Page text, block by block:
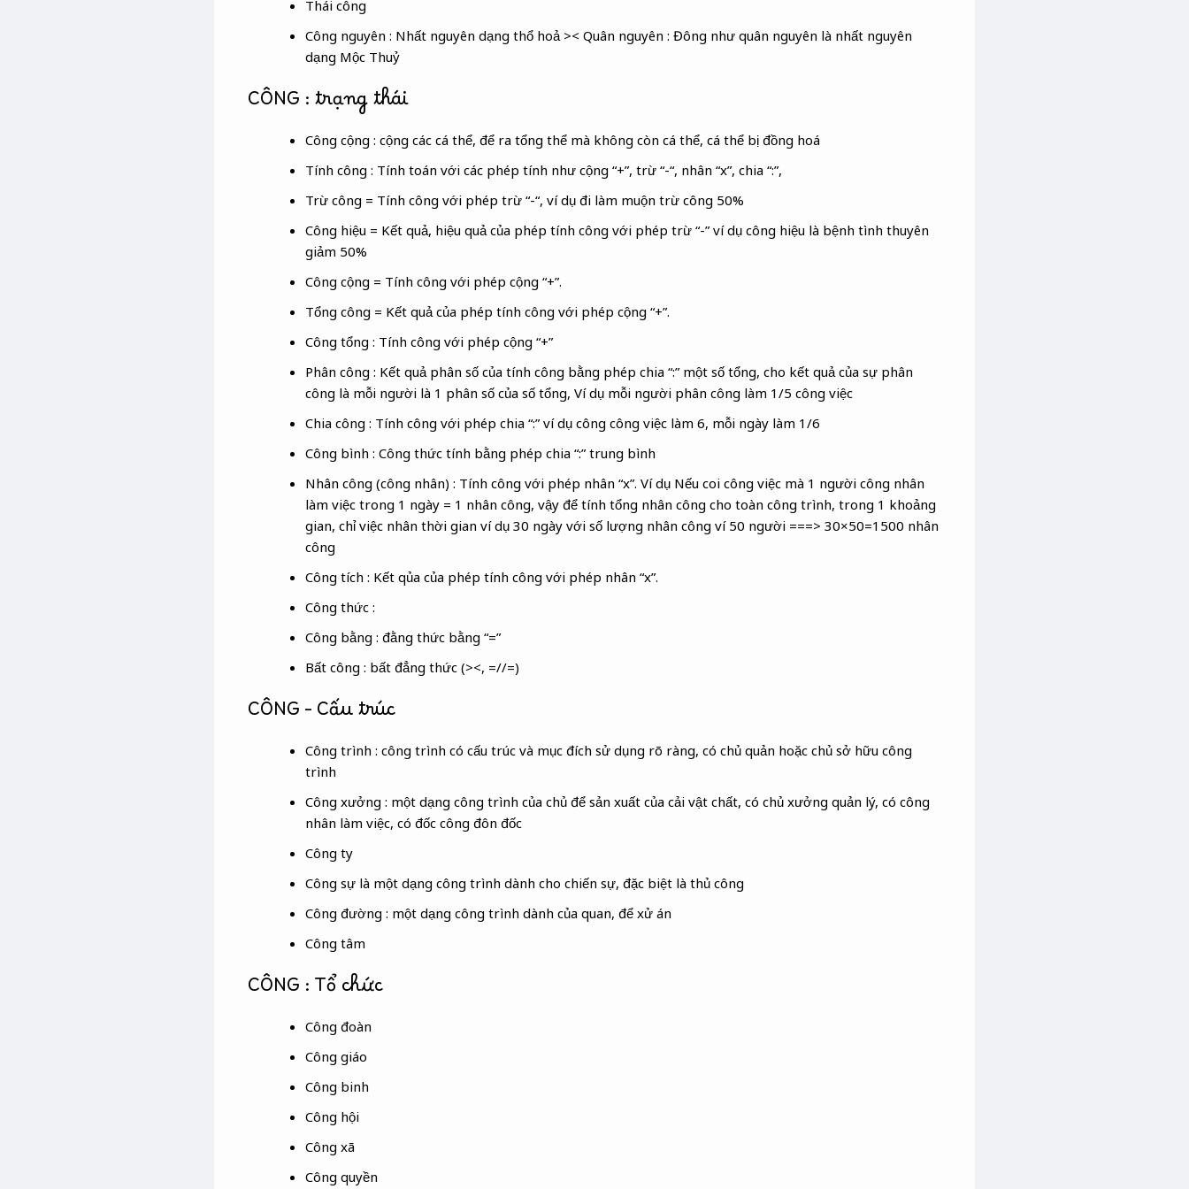
Thái công
Công nguyên : Nhất nguyên dạng thổ hoả >< Quân nguyên : Đông như quân nguyên là nhất nguyên
dạng Mộc Thuỷ
CÔNG : trạng thái
Công cộng : cộng các cá thể, để ra tổng thể mà không còn cá thể, cá thể bị đồng hoá
Tính công : Tính toán với các phép tính như cộng “+”, trừ “-“, nhân “x”, chia “:”,
Trừ công = Tính công với phép trừ “-“, ví dụ đi làm muộn trừ công 50%
Công hiệu = Kết quả, hiệu quả của phép tính công với phép trừ “-” ví dụ công hiệu là bệnh tình thuyên
giảm 50%
Công cộng = Tính công với phép cộng “+”.
Tổng công = Kết quả của phép tính công với phép cộng “+”.
Công tổng : Tính công với phép cộng “+”
Phân công : Kết quả phân số của tính công bằng phép chia “:” một số tổng, cho kết quả của sự phân
công là mỗi người là 1 phân số của số tổng, Ví dụ mỗi người phân công làm 1/5 công việc
Chia công : Tính công với phép chia “:” ví dụ công công việc làm 6, mỗi ngày làm 1/6
Công bình : Công thức tính bằng phép chia “:” trung bình
Nhân công (công nhân) : Tính công với phép nhân “x”. Ví dụ Nếu coi công việc mà 1 người công nhân
làm việc trong 1 ngày = 1 nhân công, vậy để tính tổng nhân công cho toàn công trình, trong 1 khoảng
gian, chỉ việc nhân thời gian ví dụ 30 ngày với số lượng nhân công ví 50 người ===> 30×50=1500 nhân
công
Công tích : Kết qủa của phép tính công với phép nhân “x”.
Công thức :
Công bằng : đằng thức bằng “=”
Bất công : bất đẳng thức (><, =//=)
CÔNG​ – Cấu trúc
Công trình : công trình có cấu trúc và mục đích sử dụng rõ ràng, có chủ quản hoặc chủ sở hữu công
trình
Công xưởng : một dạng công trình của chủ để sản xuất của cải vật chất, có chủ xưởng quản lý, có công
nhân làm việc, có đốc công đôn đốc
Công ty
Công sự là một dạng công trình dành cho chiến sự, đặc biệt là thủ công
Công đường : một dạng công trình dành của quan, để xử án
Công tâm
CÔNG​ : Tổ chức
Công đoàn
Công giáo
Công binh
Công hội
Công xã
Công quyền